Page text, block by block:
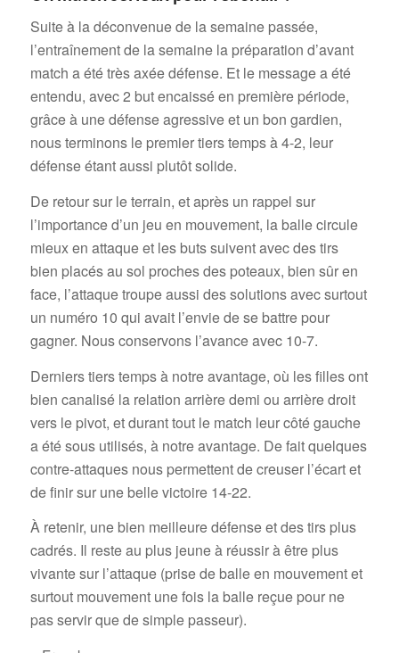
Suite à la déconvenue de la semaine passée,
l’entraînement de la semaine la préparation d’avant
match a été très axée défense. Et le message a été
entendu, avec 2 but encaissé en première période,
grâce à une défense agressive et un bon gardien,
nous terminons le premier tiers temps à 4-2, leur
défense étant aussi plutôt solide.
De retour sur le terrain, et après un rappel sur
l’importance d’un jeu en mouvement, la balle circule
mieux en attaque et les buts suivent avec des tirs
bien placés au sol proches des poteaux, bien sûr en
face, l’attaque troupe aussi des solutions avec surtout
un numéro 10 qui avait l’envie de se battre pour
gagner. Nous conservons l’avance avec 10-7.
Derniers tiers temps à notre avantage, où les filles ont
bien canalisé la relation arrière demi ou arrière droit
vers le pivot, et durant tout le match leur côté gauche
a été sous utilisés, à notre avantage. De fait quelques
contre-attaques nous permettent de creuser l’écart et
de finir sur une belle victoire 14-22.
À retenir, une bien meilleure défense et des tirs plus
cadrés. Il reste au plus jeune à réussir à être plus
vivante sur l’attaque (prise de balle en mouvement et
surtout mouvement une fois la balle reçue pour ne
pas servir que de simple passeur).